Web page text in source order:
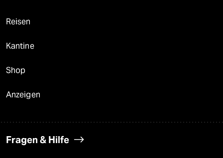
Reisen
Kantine
Shop
Anzeigen
Fragen & Hilfe